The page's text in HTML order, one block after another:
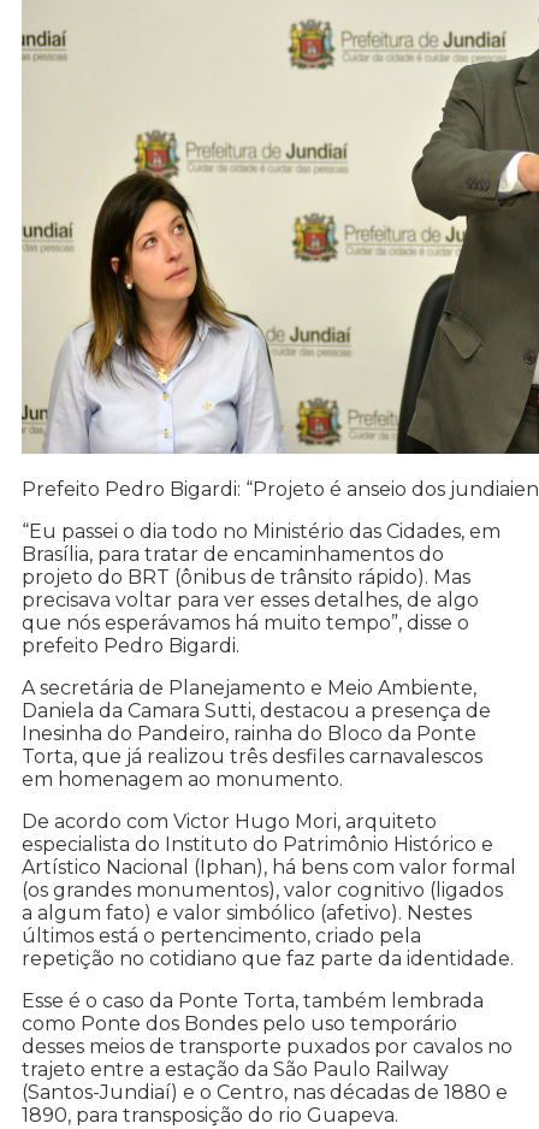
Prefeito Pedro Bigardi: “Projeto é anseio dos
“Eu passei o dia todo no Ministério das Cidades, em
Brasília, para tratar de encaminhamentos do
projeto do BRT (ônibus de trânsito rápido). Mas
precisava voltar para ver esses detalhes, de algo
que nós esperávamos há muito tempo”, disse o
prefeito Pedro Bigardi.
A secretária de Planejamento e Meio Ambiente,
Daniela da Camara Sutti, destacou a presença de
Inesinha do Pandeiro, rainha do Bloco da Ponte
Torta, que já realizou três desfiles carnavalescos
em homenagem ao monumento.
De acordo com Victor Hugo Mori, arquiteto
especialista do Instituto do Patrimônio Histórico e
Artístico Nacional (Iphan), há bens com valor formal
(os grandes monumentos), valor cognitivo (ligados
a algum fato) e valor simbólico (afetivo). Nestes
últimos está o pertencimento, criado pela
repetição no cotidiano que faz parte da identidade.
Esse é o caso da Ponte Torta, também lembrada
como Ponte dos Bondes pelo uso temporário
desses meios de transporte puxados por cavalos no
trajeto entre a estação da São Paulo Railway
(Santos-Jundiaí) e o Centro, nas décadas de 1880 e
1890, para transposição do rio Guapeva.